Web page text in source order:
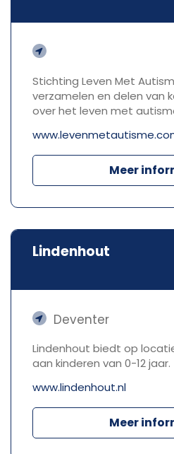
Stichting Leven Met
verzamelen en delen van
over het leven met
Meer
Lindenhout
Deventer
Lindenhout biedt op
aan kinderen van 0-12 jaar.
www.lindenhout.nl
Meer